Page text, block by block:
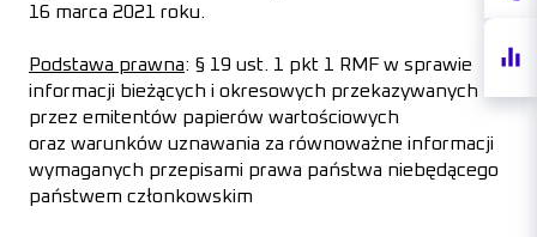
akcji
16 marca 2021 roku.
Podstawa prawna: § 19 ust. 1 pkt 1 RMF w sprawie
informacji bieżących i okresowych przekazywanych
przez emitentów papierów wartościowych
oraz warunków uznawania za równoważne informacji
wymaganych przepisami prawa państwa niebędącego
państwem członkowskim